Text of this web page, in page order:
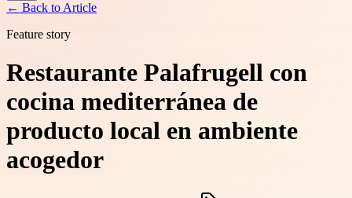
← Back to Article
Feature story
Restaurante Palafrugell con
cocina mediterránea de
producto local en ambiente
acogedor